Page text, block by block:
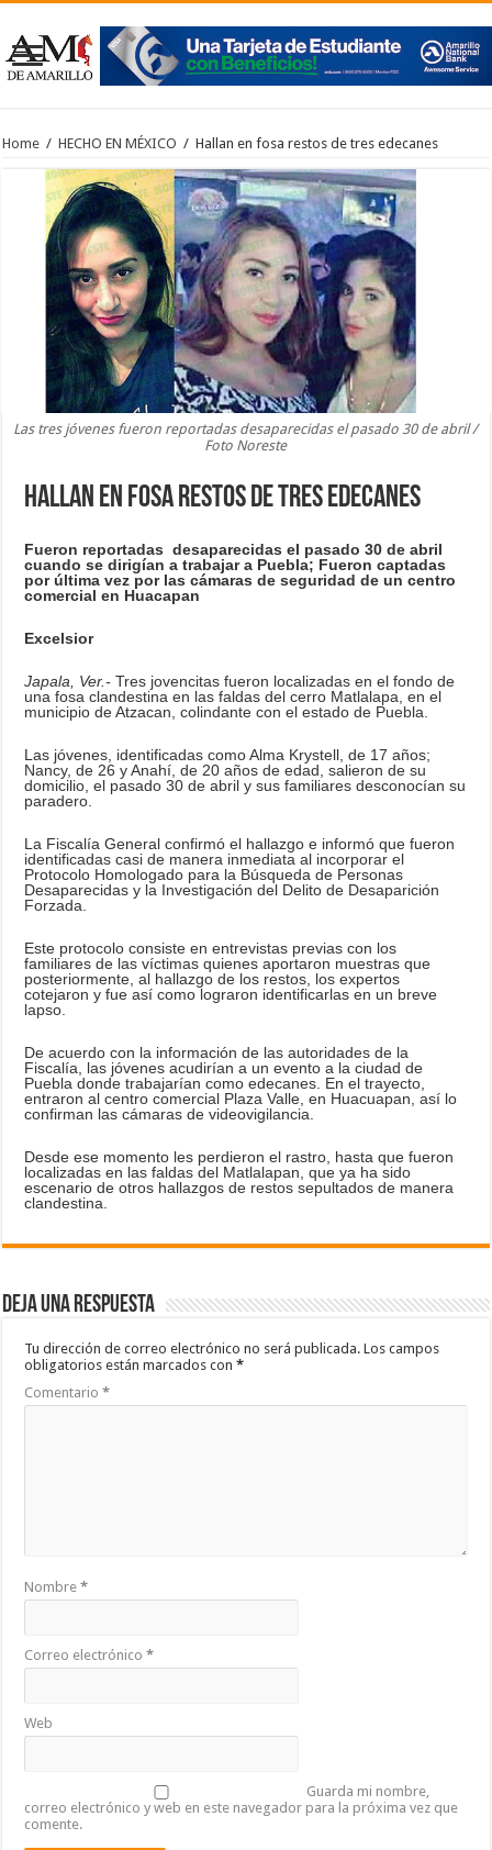
Home / HECHO EN MÉXICO / Hallan en fosa restos de tres edecanes
Las tres jóvenes fueron reportadas desaparecidas el pasado 30 de abril /
Foto Noreste
Hallan en fosa restos de tres edecanes
Fueron reportadas desaparecidas el pasado 30 de abril
cuando se dirigían a trabajar a Puebla; Fueron captadas
por última vez por las cámaras de seguridad de un centro
comercial en Huacapan
Excelsior
Japala, Ver.- Tres jovencitas fueron localizadas en el fondo de
una fosa clandestina en las faldas del cerro Matlalapa, en el
municipio de Atzacan, colindante con el estado de Puebla.
Las jóvenes, identificadas como Alma Krystell, de 17 años;
Nancy, de 26 y Anahí, de 20 años de edad, salieron de su
domicilio, el pasado 30 de abril y sus familiares desconocían su
paradero.
La Fiscalía General confirmó el hallazgo e informó que fueron
identificadas casi de manera inmediata al incorporar el
Protocolo Homologado para la Búsqueda de Personas
Desaparecidas y la Investigación del Delito de Desaparición
Forzada.
Este protocolo consiste en entrevistas previas con los
familiares de las víctimas quienes aportaron muestras que
posteriormente, al hallazgo de los restos, los expertos
cotejaron y fue así como lograron identificarlas en un breve
lapso.
De acuerdo con la información de las autoridades de la
Fiscalía, las jóvenes acudirían a un evento a la ciudad de
Puebla donde trabajarían como edecanes. En el trayecto,
entraron al centro comercial Plaza Valle, en Huacuapan, así lo
confirman las cámaras de videovigilancia.
Desde ese momento les perdieron el rastro, hasta que fueron
localizadas en las faldas del Matlalapan, que ya ha sido
escenario de otros hallazgos de restos sepultados de manera
clandestina.
Deja una respuesta
Tu dirección de correo electrónico no será publicada. Los campos
obligatorios están marcados con*
Comentario*
Nombre*
Correo electrónico*
Web
Guarda mi nombre,
correo electrónico y web en este navegador para la próxima vez que
comente.